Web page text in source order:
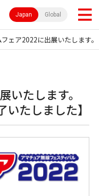
Japan Global
ェア2022に出展いたします。
いたします。
いたしました】